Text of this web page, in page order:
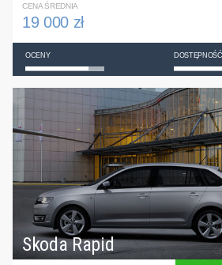
CENA ŚREDNIA
19 000 zł
OCENY DOSTĘPNOŚĆ
Skoda Rapid